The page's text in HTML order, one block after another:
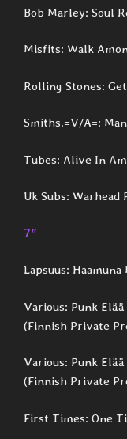
Bob Marley: Soul
Misfits: Walk
Rolling Stones:
Smiths.=V/A=:
Tubes: Alive In
Uk Subs:
7″
Lapsuus:
Various: Punk
(Finnish Private
Various: Punk
(Finnish Private
First Times: One